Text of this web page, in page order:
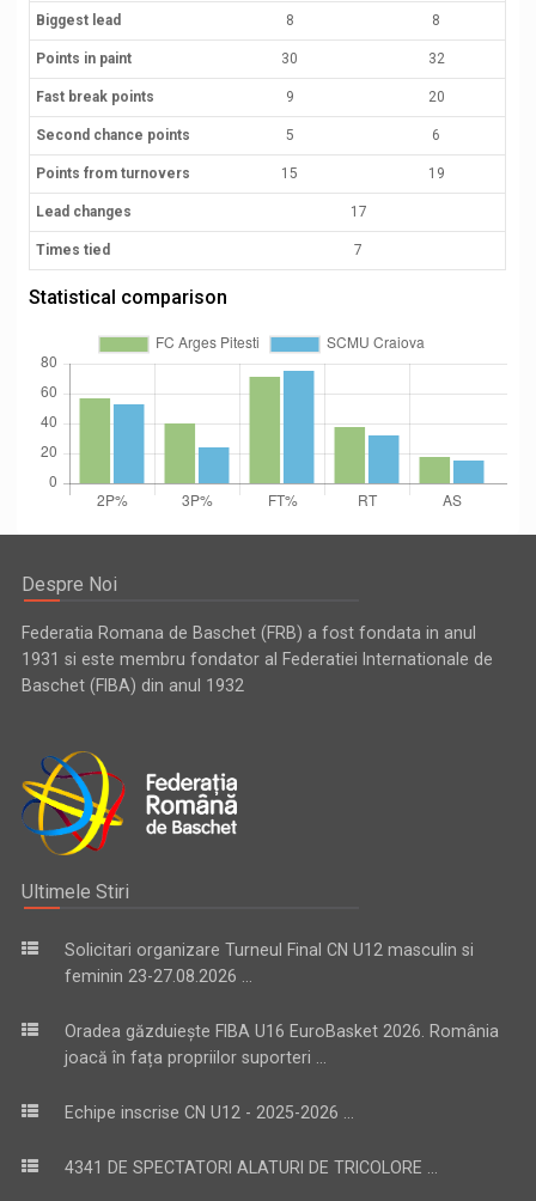
Biggest lead 8 8
Points in paint 30 32
Fast break points 9 20
Second chance points 5 6
Points from turnovers 15 19
Lead changes 17
Times tied 7
Statistical comparison
Despre Noi
Federatia Romana de Baschet (FRB) a fost fondata in anul
1931 si este membru fondator al Federatiei Internationale de
Baschet (FIBA) din anul 1932
Ultimele Stiri
Solicitari organizare Turneul Final CN U12 masculin si
feminin 23-27.08.2026 ...
Oradea găzduiește FIBA U16 EuroBasket 2026. România
joacă în fața propriilor suporteri ...
Echipe inscrise CN U12 - 2025-2026 ...
4341 DE SPECTATORI ALATURI DE TRICOLORE ...